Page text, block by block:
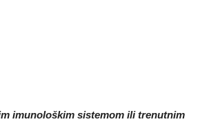
imunološkim sistemom ili trenutnim